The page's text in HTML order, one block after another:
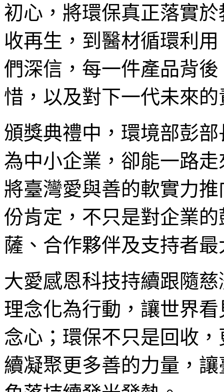
初心，將環保真正落實
收再生，到醫材循環利
們深信，每一件產品背
惜，以及對下一代未來的
頒獎典禮中，環境部彭
為中小企業，卻能一路
將臺灣愛與善的軟實力
份肯定，不只是對企業
薩、合作夥伴及支持者
大愛感恩科技持續跟隨
理念化為行動，讓世界
念心；環保不只是回收
續凝聚更多善的力量，